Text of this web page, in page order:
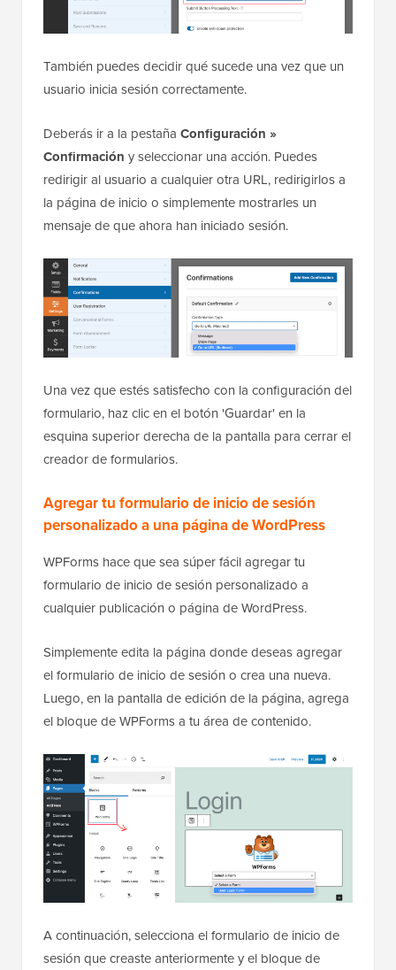
También puedes decidir qué sucede una vez que un
usuario inicia sesión correctamente.
Deberás ir a la pestaña Configuración »
Confirmación y seleccionar una acción. Puedes
redirigir al usuario a cualquier otra URL, redirigirlos a
la página de inicio o simplemente mostrarles un
mensaje de que ahora han iniciado sesión.
Una vez que estés satisfecho con la configuración del
formulario, haz clic en el botón 'Guardar' en la
esquina superior derecha de la pantalla para cerrar el
creador de formularios.
Agregar tu formulario de inicio de sesión
personalizado a una página de WordPress
WPForms hace que sea súper fácil agregar tu
formulario de inicio de sesión personalizado a
cualquier publicación o página de WordPress.
Simplemente edita la página donde deseas agregar
el formulario de inicio de sesión o crea una nueva.
Luego, en la pantalla de edición de la página, agrega
el bloque de WPForms a tu área de contenido.
A continuación, selecciona el formulario de inicio de
sesión que creaste anteriormente y el bloque de